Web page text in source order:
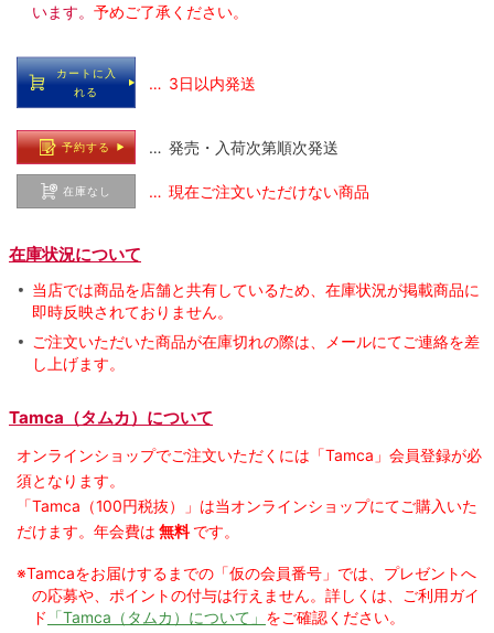
います。 予めご了承ください。
カートに入
れる
… 3日以内発送
予約する … 発売・入荷次第順次発送
在庫なし … 現在ご注文いただけない商品
在庫状況について
当店では商品を店舗と共有しているため、在庫状況が掲載商品に
即時反映されておりません。
ご注文いただいた商品が在庫切れの際は、メールにてご連絡を差
し上げます。
Tamca（タムカ）について
オンラインショップでご注⽂いただくには「Tamca」会員登録が必
須となります。
「Tamca （100円税抜）
」は当オンラインショップにてご購⼊いた
だけます。 年会費は 無料です。
※Tamcaをお届けするまでの「仮の会員番号」では、プレゼントへ
の応募や、ポイントの付与は⾏えません。詳しくは、ご利⽤ガイ
ド 「Tamca（タムカ）について」 をご確認ください。